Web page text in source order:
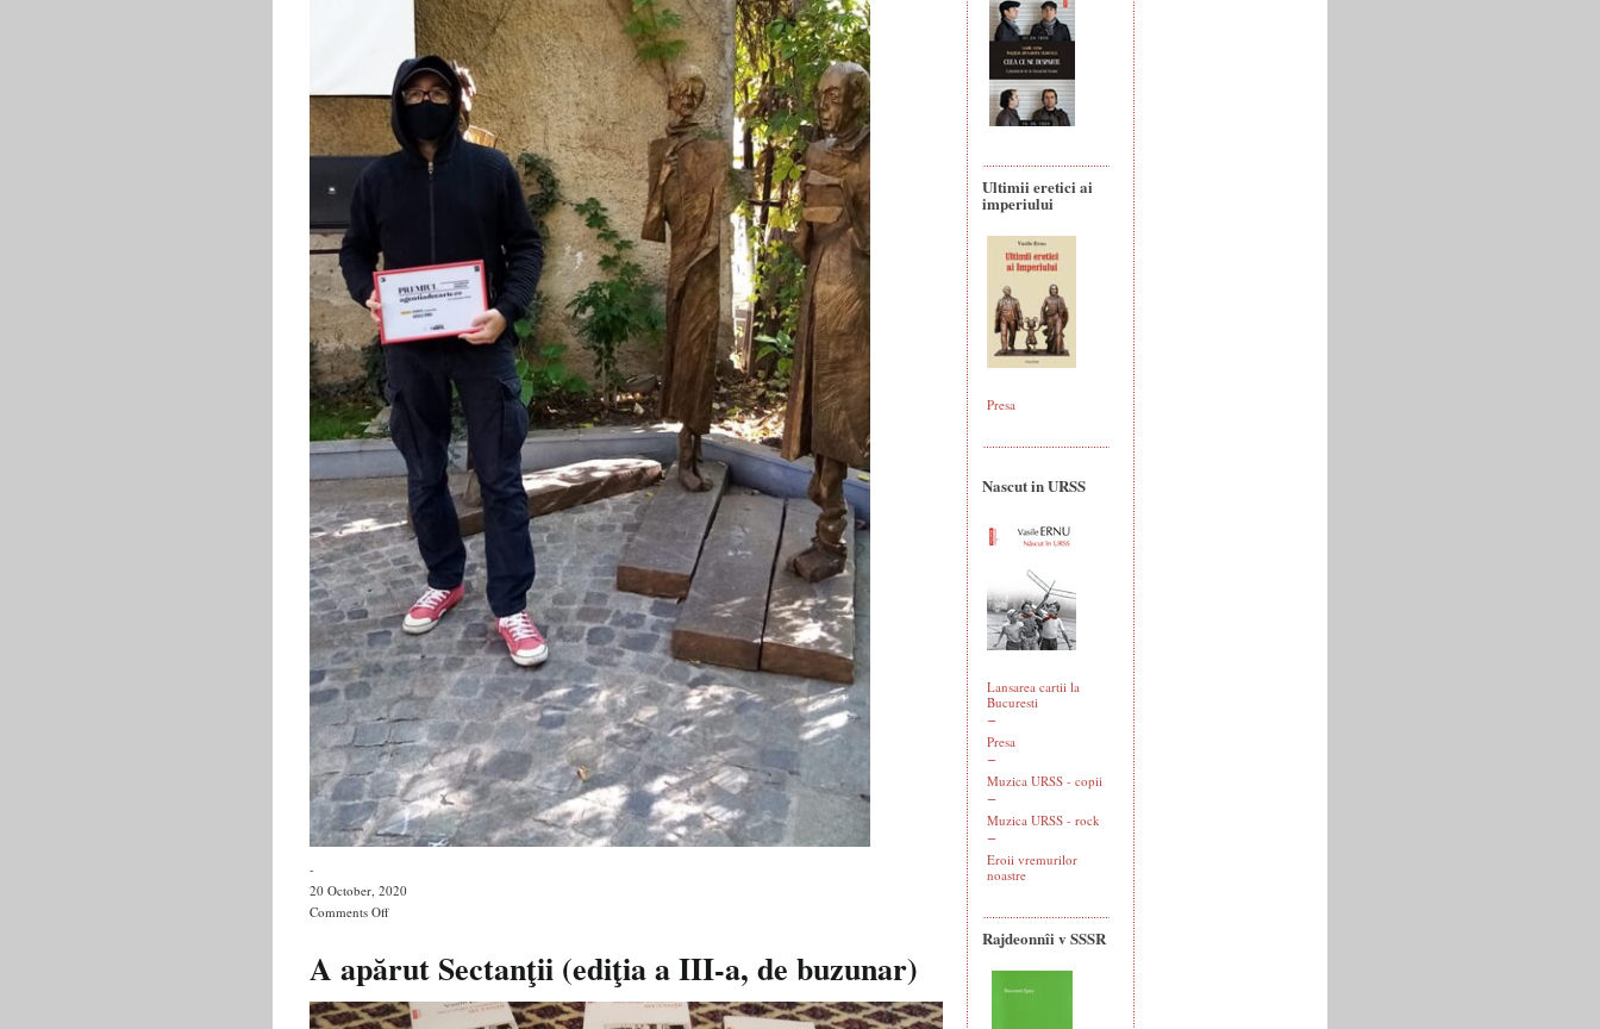
-
20 October, 2020
Comments Offon
Vasile
–
A apărut Sectanţii (ediţia a III-a, de buzunar)
Ultimii eretici ai
imperiului
Presa
Nascut in URSS
Lansarea cartii la
Bucuresti
Presa
Muzica URSS - copii
Muzica URSS - rock
Eroii vremurilor
noastre
Rajdeonnîi v SSSR